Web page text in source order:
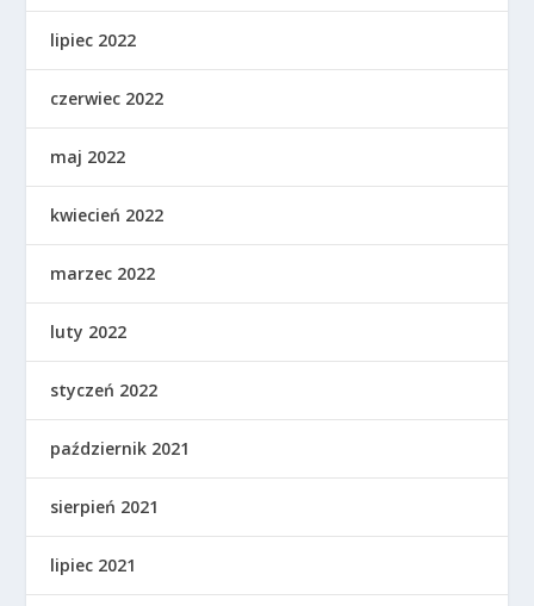
lipiec 2022
czerwiec 2022
maj 2022
kwiecień 2022
marzec 2022
luty 2022
styczeń 2022
październik 2021
sierpień 2021
lipiec 2021